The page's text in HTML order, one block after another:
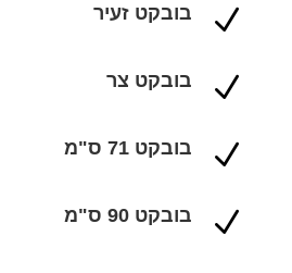
N בובקט זעיר
N בובקט צר
N בובקט 71 ס"מ
N בובקט 90 ס"מ